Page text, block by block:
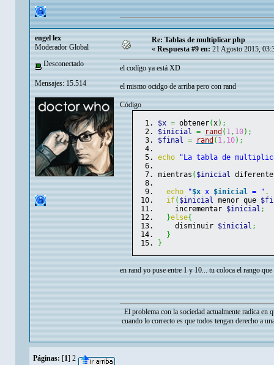
engel lex
Moderador Global
Desconectado
Mensajes: 15.514
Re: Tablas de multiplicar php
« Respuesta #9 en: 21 Agosto 2015,
el codígo ya está XD
el mismo ocidgo de arriba pero con rand
Código
$x = obtener(x) ;
$inicial = rand ( 1, 10) ;
$final = rand ( 1, 10) ;
echo
"La tabla de
mientras ( $inicial
echo
"$x x $inicial = " .
if( $inicial menor que
incrementar $inicial ;
}else{
disminuir $inicial ;
}
}
en rand yo puse entre 1 y 10... tu coloca el rango que
El problema con la sociedad actualmente radica en
cuando lo correcto es que todos tengan derecho a
Páginas: [1] 2